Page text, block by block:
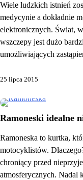
Wiele ludzkich istnień
medycynie a dokładnie
elektronicznych. Świat,
wszczepy jest dużo
umożliwiających
25 lipca 2015
Ramoneski idealne
Ramoneska to kurtka,
motocyklistów.
chroniący przed
atmosferycznych. Nadal